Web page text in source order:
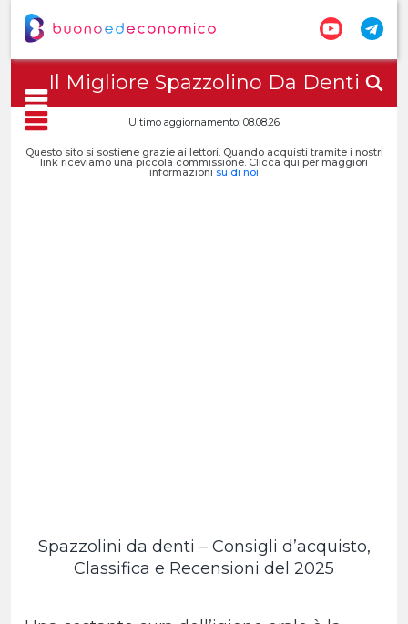
Il Migliore Spazzolino Da Denti
Ultimo aggiornamento: 08.08.26
Questo sito si sostiene grazie ai lettori. Quando acquisti tramite i nostri
link riceviamo una piccola commissione. Clicca qui per maggiori
informazioni su di noi
Spazzolini da denti – Consigli d’acquisto,
Classifica e Recensioni del 2025